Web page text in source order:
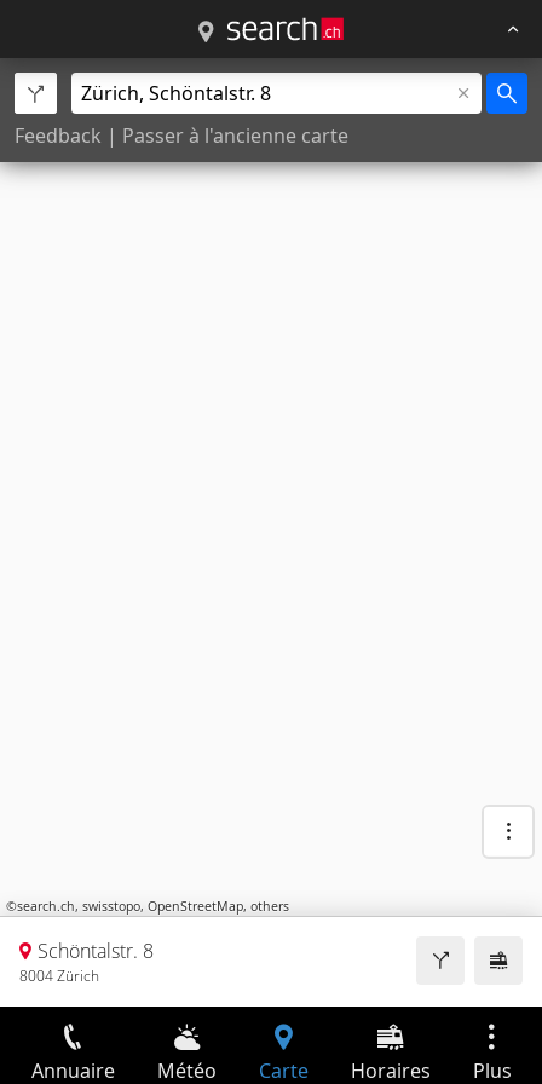
Feedback | Passer à l'ancienne carte
©search.ch, swisstopo, OpenStreetMap, others
Schöntalstr. 8
8004 Zürich
Annuaire Météo Carte Horaires Plus